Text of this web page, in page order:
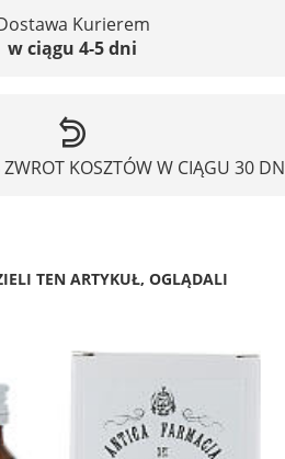
Kurierem
w ciągu 4-5 dni
ZWROT KOSZTÓW W CIĄGU 30
TEN ARTYKUŁ, OGLĄDALI